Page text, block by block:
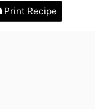
Print Recipe